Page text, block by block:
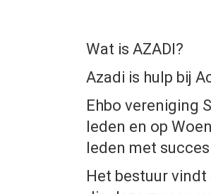
Wat is AZADI?
Azadi is hulp bij
Ehbo vereniging
leden en op
leden met
Het bestuur